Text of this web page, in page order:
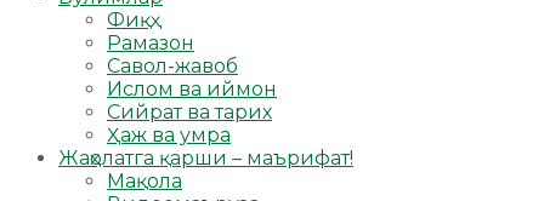
Фиқҳ
Рамазон
Савол-жавоб
Ислом ва иймон
Сийрат ва тарих
Ҳаж ва умра
Жаҳолатга қарши – маърифат!
Мақола